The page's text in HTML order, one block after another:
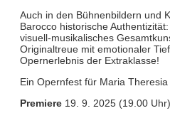
Auch in den Bühnenbildern und
Barocco historische
visuell-musikalisches
Originaltreue mit emotionaler
Opernerlebnis der Extraklasse!
Ein Opernfest für Maria Theresia
Premiere19. 9. 2025 (19.00 Uhr)